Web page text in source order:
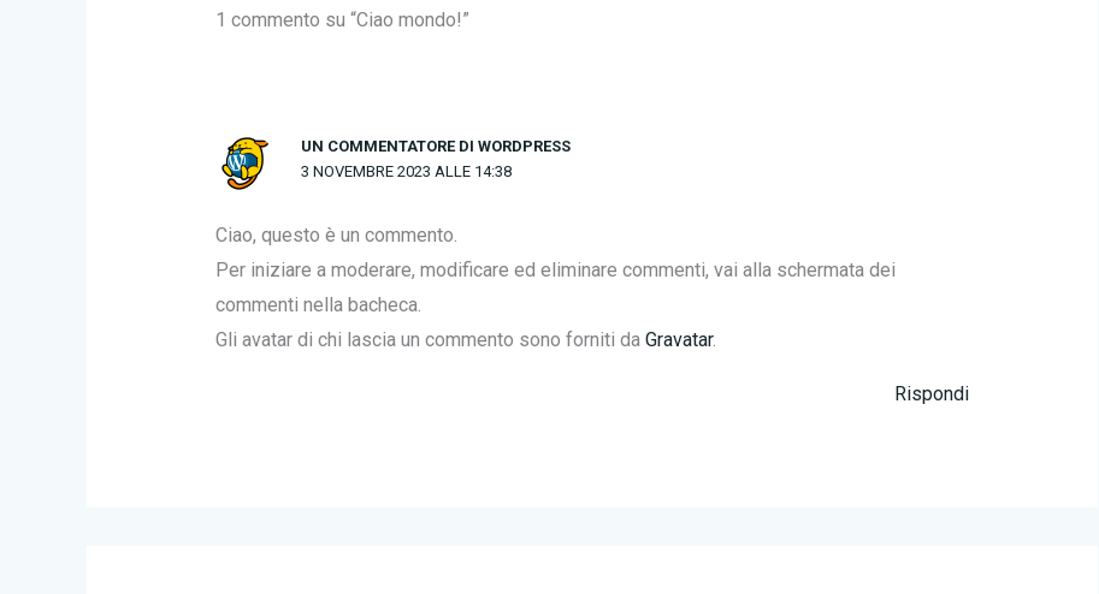
1 commento su “Ciao mondo!”
UN COMMENTATORE DI WORDPRESS
3 NOVEMBRE 2023 ALLE 14:38
Ciao, questo è un commento.
Per iniziare a moderare, modificare ed eliminare commenti, vai alla schermata dei
commenti nella bacheca.
Gli avatar di chi lascia un commento sono forniti da Gravatar.
Rispondi